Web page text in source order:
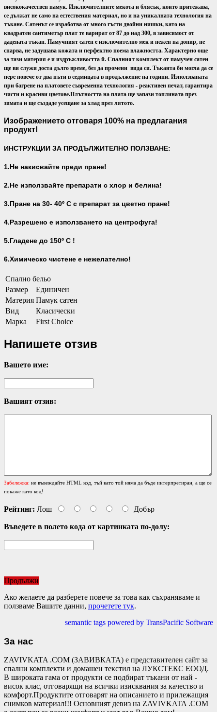
висококачествен памук. Изключителните мекота и блясък, които притежава,
се дължат не само на естествения материал, но и на уникалната технология на
тъкане. Сатенът се изработва от много гъсти двойни нишки, като на
квадратен сантиметър плат те варират от 87 до над 300, в зависимост от
дадената тъкан. Памучният сатен е изключително мек и нежен на допир, не
спарва, не задушава кожата и перфектно поема влажността. Характерно още
за тази материя е и издръжливостта й. Спалният комплект от памучен сатен
ще ви служи доста дълго време, без да промени вида си. Тъканта би могла да се
пере повече от два пъти в седмицата в продължение на години. Използваната
при багрене на платовете съвременна технология - реактивен печат, гарантира
чисти и красиви цветове.Плътността на плата ще запази топлината през
зимата и ще създаде усещане за хлад през лятото.
Изображението отговаря 100% на предлагания
продукт!
ИНСТРУКЦИИ ЗА ПРОДЪЛЖИТЕЛНО ПОЛЗВАНЕ:
1.Не накисвайте преди пране!
2.Не използвайте препарати с хлор и белина!
3.Пране на 30- 40º С с препарат за цветно пране!
4.Разрешено е използването на центрофуга!
5.Гладене до 150º С !
6.Химическо чистене е нежелателно!
Спално бельо
Размер
Единичен
Материя Памук сатен
Вид
Класически
Марка
First Choice
Напишете отзив
Вашето име:
Вашият отзив:
Забележка: не въвеждайте HTML код, тъй като той няма да бъде интерпретиран, а ще се
покаже като код!
Рейтинг: Лош Добър
Въведете в полето кода от картинката по-долу:
Продължи
Ако желаете да разберете повече за това как съхраняваме и
ползваме Вашите данни, прочетете тук.
semantic tags powered by TransPacific Software
За нас
ZAVIVKATA .COM (ЗАВИВКАТА) е представителен сайт за
спални комплекти и домашен текстил на ЛУКСТЕКС ЕООД.
В широката гама от продукти се подбират тъкани от най -
висок клас, отговарящи на всички изисквания за качество и
комфорт.Продуктите отговарят на описанието и прилежащия
снимков материал!!! Основният девиз на ZAVIVKATA .COM